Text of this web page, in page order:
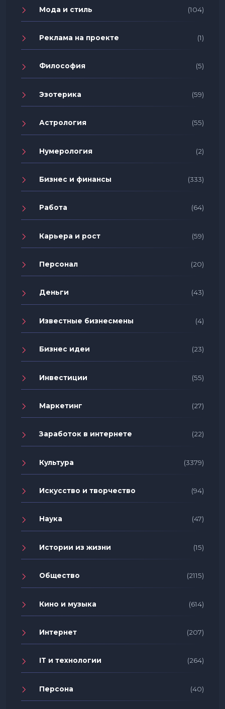
Мода и стиль (104)
Реклама на проекте (1)
Философия (5)
Эзотерика (59)
Астрология (55)
Нумерология (2)
Бизнес и финансы (333)
Работа (64)
Карьера и рост (59)
Персонал (20)
Деньги (43)
Известные бизнесмены (4)
Бизнес идеи (23)
Инвестиции (55)
Маркетинг (27)
Заработок в интернете (22)
Культура (3379)
Искусство и творчество (94)
Наука (47)
Истории из жизни (15)
Общество (2115)
Кино и музыка (614)
Интернет (207)
IT и технологии (264)
Персона (40)